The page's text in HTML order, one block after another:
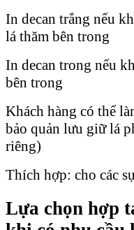
In decan trắng nếu
lá thăm bên trong
In decan trong nếu
bên trong
Khách hàng có thể
bảo quản lưu giữ lá
riêng)
Thích hợp: cho các
Lựa chọn hợp